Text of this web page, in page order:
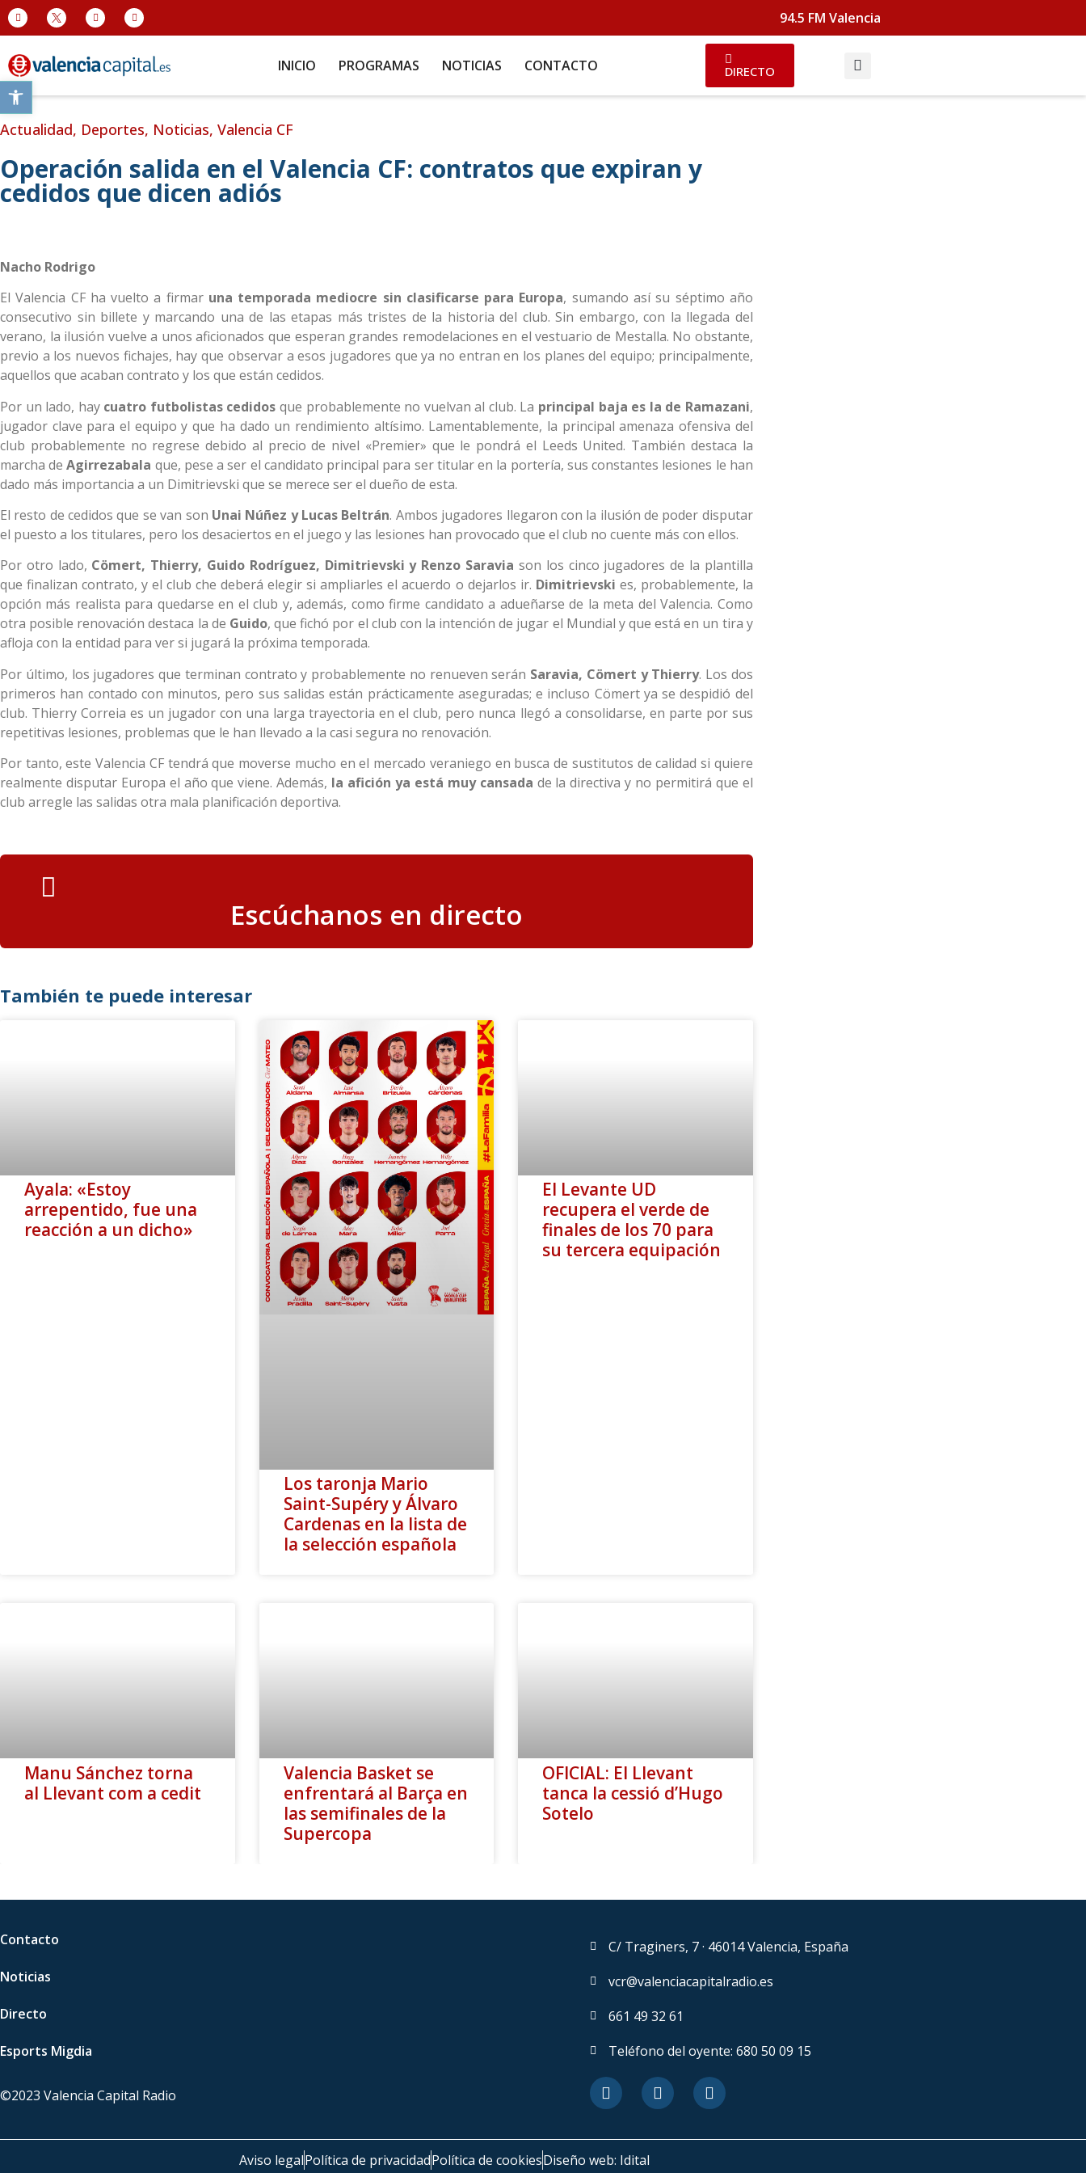
94.5 FM Valencia
INICIO PROGRAMAS NOTICIAS CONTACTO DIRECTO
Actualidad, Deportes, Noticias, Valencia CF
Operación salida en el Valencia CF: contratos que expiran y
cedidos que dicen adiós
Nacho Rodrigo
El Valencia CF ha vuelto a firmar una temporada mediocre sin clasificarse para Europa, sumando así su séptimo año
consecutivo sin billete y marcando una de las etapas más tristes de la historia del club. Sin embargo, con la llegada del
verano, la ilusión vuelve a unos aficionados que esperan grandes remodelaciones en el vestuario de Mestalla. No obstante,
previo a los nuevos fichajes, hay que observar a esos jugadores que ya no entran en los planes del equipo; principalmente,
aquellos que acaban contrato y los que están cedidos.
Por un lado, hay cuatro futbolistas cedidos que probablemente no vuelvan al club. La principal baja es la de Ramazani,
jugador clave para el equipo y que ha dado un rendimiento altísimo. Lamentablemente, la principal amenaza ofensiva del
club probablemente no regrese debido al precio de nivel «Premier» que le pondrá el Leeds United. También destaca la
marcha deAgirrezabala que, pese a ser el candidato principal para ser titular en la portería, sus constantes lesiones le han
dado más importancia a un Dimitrievski que se merece ser el dueño de esta.
El resto de cedidos que se van son Unai Núñez y Lucas Beltrán. Ambos jugadores llegaron con la ilusión de poder disputar
el puesto a los titulares, pero los desaciertos en el juego y las lesiones han provocado que el club no cuente más con ellos.
Por otro lado, Cömert, Thierry, Guido Rodríguez, Dimitrievski y Renzo Saravia son los cinco jugadores de la plantilla
que finalizan contrato, y el club che deberá elegir si ampliarles el acuerdo o dejarlos ir. Dimitrievski es, probablemente, la
opción más realista para quedarse en el club y, además, como firme candidato a adueñarse de la meta del Valencia. Como
otra posible renovación destaca la de Guido, que fichó por el club con la intención de jugar el Mundial y que está en un tira y
afloja con la entidad para ver si jugará la próxima temporada.
Por último, los jugadores que terminan contrato y probablemente no renueven serán Saravia, Cömert y Thierry. Los dos
primeros han contado con minutos, pero sus salidas están prácticamente aseguradas; e incluso Cömert ya se despidió del
club. Thierry Correia es un jugador con una larga trayectoria en el club, pero nunca llegó a consolidarse, en parte por sus
repetitivas lesiones, problemas que le han llevado a la casi segura no renovación.
Por tanto, este Valencia CF tendrá que moverse mucho en el mercado veraniego en busca de sustitutos de calidad si quiere
realmente disputar Europa el año que viene. Además, la afición ya está muy cansada de la directiva y no permitirá que el
club arregle las salidas otra mala planificación deportiva.
Escúchanos en directo
También te puede interesar
Ayala: «Estoy
arrepentido, fue una
reacción a un dicho»
Los taronja Mario
Saint-Supéry y Álvaro
Cardenas en la lista de
la selección española
El Levante UD
recupera el verde de
finales de los 70 para
su tercera equipación
Manu Sánchez torna
al Llevant com a cedit
Valencia Basket se
enfrentará al Barça en
las semifinales de la
Supercopa
OFICIAL: El Llevant
tanca la cessió d’Hugo
Sotelo
Contacto
Noticias
Directo
Esports Migdia
©2023 Valencia Capital Radio
C/ Traginers, 7 · 46014 Valencia, España
vcr@valenciacapitalradio.es
661 49 32 61
Teléfono del oyente: 680 50 09 15
Aviso legalPolítica de privacidadPolítica de cookiesDiseño web: Idital
Abrir barra de herramientas